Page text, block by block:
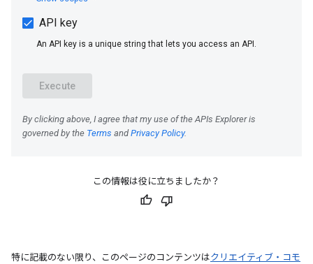
この情報は役に立ちましたか？
特に記載のない限り、このページのコンテンツはクリエイティブ・コモ